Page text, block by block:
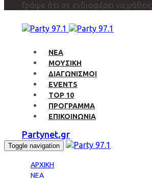
Γράψε ότι σε ενδιαφέρει να μάθεις
ΝΕΑ
ΜΟΥΣΙΚΗ
ΔΙΑΓΩΝΙΣΜΟΙ
EVENTS
TOP 10
ΠΡΟΓΡΑΜΜΑ
ΕΠΙΚΟΙΝΩΝΙΑ
Partynet.gr
Toggle navigation
ΑΡΧΙΚΗ
ΝΕΑ